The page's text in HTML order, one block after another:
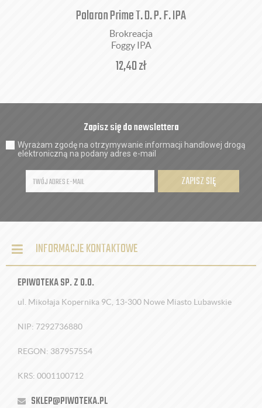
Polaron Prime T. D. P. F. IPA
Brokreacja
Foggy IPA
12,40zł
Zapisz się do newslettera
Wyrażam zgodę na otrzymywanie informacji handlowej drogą
elektroniczną na podany adres e-mail
ZAPISZ SIĘ
INFORMACJE KONTAKTOWE
EPIWOTEKA SP. Z O.O.
ul. Mikołaja Kopernika 9C, 13-300 Nowe Miasto Lubawskie
NIP: 7292736880
REGON: 387957554
KRS: 0001100712
SKLEP@PIWOTEKA.PL